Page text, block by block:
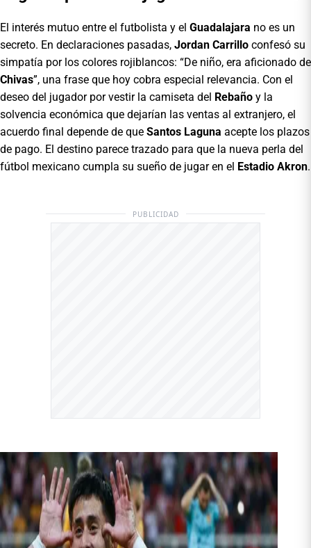
El interés mutuo entre el futbolista y el Guadalajara no es un
secreto. En declaraciones pasadas, Jordan Carrillo confesó su
simpatía por los colores rojiblancos: “De niño, era aficionado de
Chivas”, una frase que hoy cobra especial relevancia. Con el
deseo del jugador por vestir la camiseta del Rebaño y la
solvencia económica que dejarían las ventas al extranjero, el
acuerdo final depende de que Santos Laguna acepte los plazos
de pago. El destino parece trazado para que la nueva perla del
fútbol mexicano cumpla su sueño de jugar en el Estadio Akron.
PUBLICIDAD